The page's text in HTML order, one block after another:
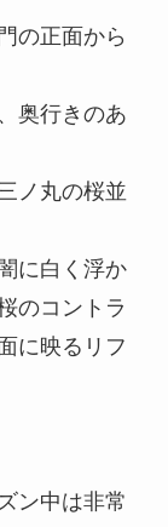
の正面から
奥行きのあ
ノ丸の桜並
に白く浮か
のコントラ
に映るリフ
ン中は非常